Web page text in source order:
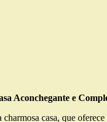
Aconchegante e
charmosa casa, que